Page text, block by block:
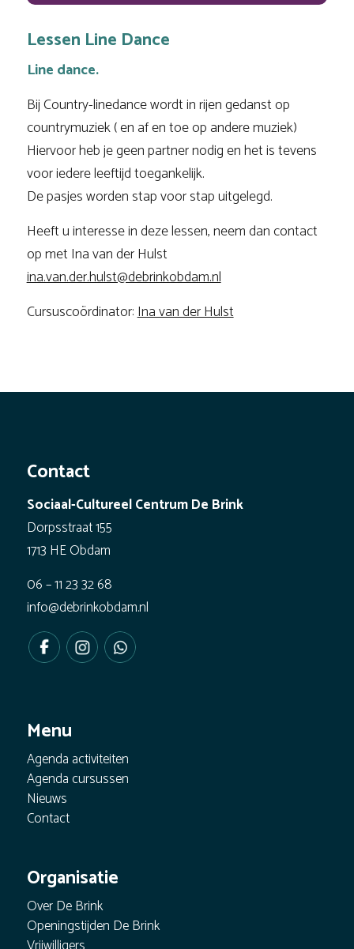
Lessen Line Dance
Line dance.
Bij Country-linedance wordt in rijen gedanst op
countrymuziek ( en af en toe op andere muziek)
Hiervoor heb je geen partner nodig en het is tevens
voor iedere leeftijd toegankelijk.
De pasjes worden stap voor stap uitgelegd.
Heeft u interesse in deze lessen, neem dan contact
op met Ina van der Hulst
ina.van.der.hulst@debrinkobdam.nl
Cursuscoördinator:Ina van der Hulst
Contact
Sociaal-Cultureel Centrum De Brink
Dorpsstraat 155
1713 HE Obdam
06 – 11 23 32 68
info@debrinkobdam.nl
Menu
Agenda activiteiten
Agenda cursussen
Nieuws
Contact
Organisatie
Over De Brink
Openingstijden De Brink